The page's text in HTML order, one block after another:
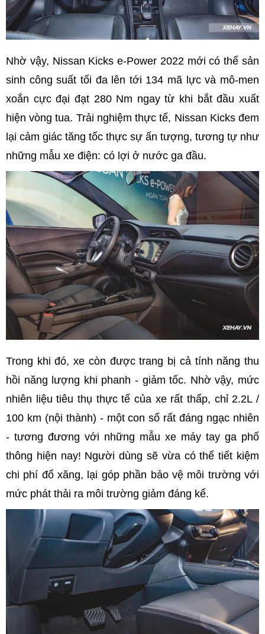
Nhờ vậy, Nissan Kicks e-Power 2022 mới có thể sản
sinh công suất tối đa lên tới 134 mã lực và mô-men
xoắn cực đại đạt 280 Nm ngay từ khi bắt đầu xuất
hiện vòng tua. Trải nghiệm thực tế, Nissan Kicks đem
lại cảm giác tăng tốc thực sự ấn tượng, tương tự như
những mẫu xe điện: có lợi ở nước ga đầu.
Trong khi đó, xe còn được trang bị cả tính năng thu
hồi năng lượng khi phanh - giảm tốc. Nhờ vậy, mức
nhiên liệu tiêu thụ thực tế của xe rất thấp, chỉ 2.2L /
100 km (nội thành) - một con số rất đáng ngạc nhiên
- tương đương với những mẫu xe máy tay ga phổ
thông hiện nay! Người dùng sẽ vừa có thể tiết kiệm
chi phí đổ xăng, lại góp phần bảo vệ môi trường với
mức phát thải ra môi trường giảm đáng kể.